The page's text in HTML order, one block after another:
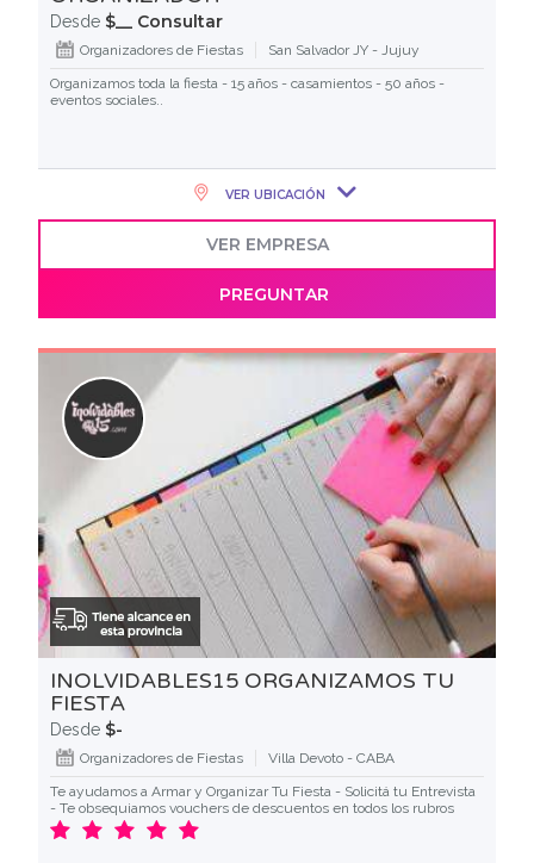
Desde $__ Consultar
Organizadores de Fiestas
San Salvador JY - Jujuy
Organizamos toda la fiesta - 15 años - casamientos - 50 años -
eventos sociales..
VER UBICACIÓN
VER EMPRESA
PREGUNTAR
INOLVIDABLES15 ORGANIZAMOS TU
FIESTA
Desde $-
Organizadores de Fiestas
Villa Devoto - CABA
Te ayudamos a Armar y Organizar Tu Fiesta - Solicitá tu Entrevista
- Te obsequiamos vouchers de descuentos en todos los rubros